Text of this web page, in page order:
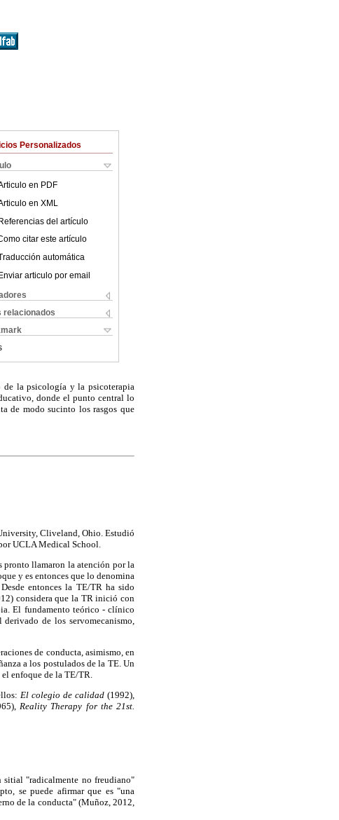
Personalizados
en PDF
en XML
del artículo
citar este artículo
automática
articulo por email
relacionados
de la psicología y la psicoterapia
donde el punto central lo
de modo sucinto los rasgos que
Cliveland, Ohio. Estudió
UCLA Medical School.
pronto llamaron la atención por la
y es entonces que lo denomina
entonces la TE/TR ha sido
considera que la TR inició con
El fundamento teórico - clínico
de los servomecanismo,
de conducta, asimismo, en
a los postulados de la TE. Un
enfoque de la TE/TR.
El colegio de calidad(1992),
Reality Therapy for the 21st.
sitial "radicalmente no freudiano"
sepuede afirmar que es "una
de la conducta" (Muñoz, 2012,